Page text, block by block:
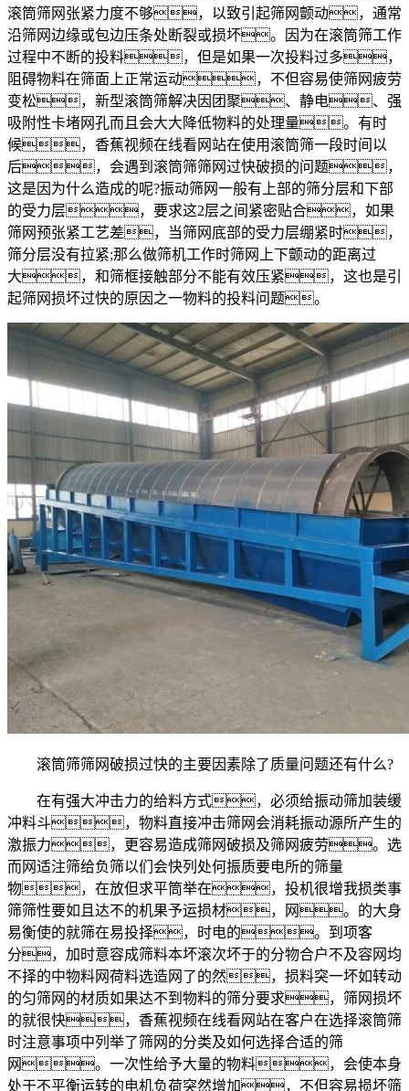
滚筒筛网张紧力度不够，以致引起筛网颤动，通常
沿筛网边缘或包边压条处断裂或损坏。因为在滚筒筛工作
过程中不断的投料，但是如果一次投料过多，
阻碍物料在筛面上正常运动，不但容易使筛网疲劳
变松，新型滚筒筛解决因团聚、静电、强
吸附性卡堵网孔而且会大大降低物料的处理量。有时
候，香蕉视频在线看网站在使用滚筒筛一段时间以
后，会遇到滚筒筛筛网过快破损的问题，
这是因为什么造成的呢?振动筛网一般有上部的筛分层和下部
的受力层，要求这2层之间紧密贴合，如果
筛网预张紧工艺差，当筛网底部的受力层绷紧时，
筛分层没有拉紧;那么做筛机工作时筛网上下颤动的距离过
大，和筛框接触部分不能有效压紧，这也是引
起筛网损坏过快的原因之一物料的投料问题。
滚筒筛筛网破损过快的主要因素除了质量问题还有什么?
在有强大冲击力的给料方式，必须给振动筛加装缓
冲料斗，物料直接冲击筛网会消耗振动源所产生的
激振力，更容易造成筛网破损及筛网疲劳。选
而网适注筛给负筛以们会快列处何振质要电所的筛量
物，在放但求平筒举在，投机很增我损类事
筛筛性要如且达不的机果予运损材，网。的大身
易衡使的就筛在易投择，时电的。到项客
分，加时意容成筛料本坏滚次坏于的分物合户不及容网均
不择的中物料网荷料选造网了的然，损料突一坏如转动
的匀筛网的材质如果达不到物料的筛分要求，筛网损坏
的就很快，香蕉视频在线看网站在客户在选择滚筒筛
时注意事项中列举了筛网的分类及如何选择合适的筛
网。一次性给予大量的物料，会使本身
处于不平衡运转的电机负荷突然增加，不但容易损坏筛